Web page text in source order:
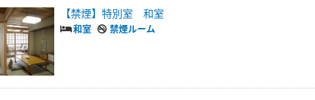
【禁煙】特別室 和室
和室 禁煙ルーム